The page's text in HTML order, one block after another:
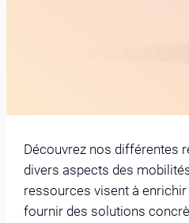
Découvrez nos différentes
divers aspects des
ressources visent à
fournir des solutions